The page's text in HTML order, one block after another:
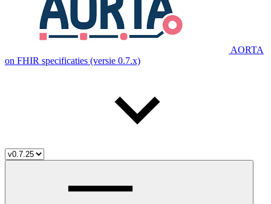
AORTA
on FHIR specificaties (versie 0.7.x)